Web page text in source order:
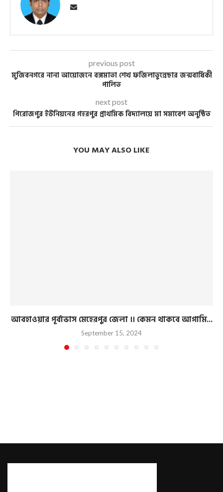
previous post
মুজিবনগরে নানা আয়োজনে বঙ্গমাতা শেখ ফজিলাতুন্নেছার জন্মবার্ষিকী
পালিত
next post
পিরোজপুর ইউনিয়নের গহরপুর প্রাথমিক বিদ্যালয়ে মা সমাবেশ অনুষ্ঠিত
YOU MAY ALSO LIKE
আবহাওয়ার পূর্বাভাস মেহেরপুর জেলা ।। কেমন থাকবে আগামি...
September 15, 2024